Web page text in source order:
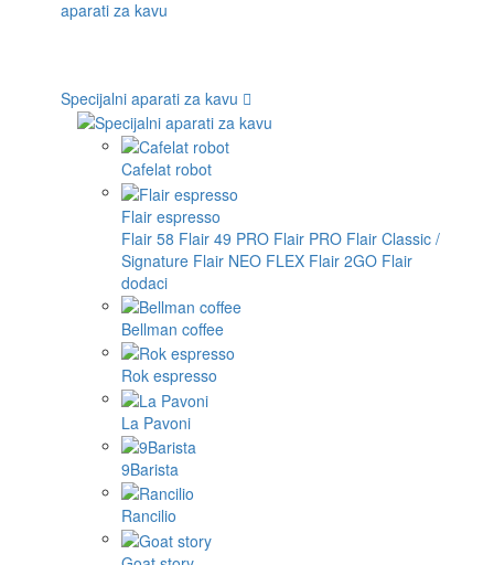
Specijalni aparati za kavu
Cafelat robot
Flair espresso
Flair 58 Flair 49 PRO Flair PRO Flair Classic /
Signature Flair NEO FLEX Flair 2GO Flair
dodaci
Bellman coffee
Rok espresso
La Pavoni
9Barista
Rancilio